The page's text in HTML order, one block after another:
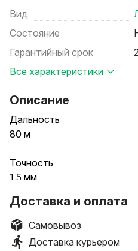
Вид
Состояние
Гарантийный срок
Все характеристики
Описание
Дальность
80 м
Точность
1.5 мм
Технические характеристики
Доставка и оплата
Самовывоз
Доставка курьером